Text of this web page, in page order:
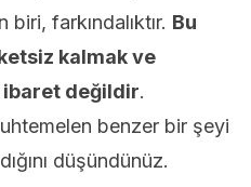
farkındalıktır. Bu
kalmak ve
değildir.
benzer bir şeyi
düşündünüz.